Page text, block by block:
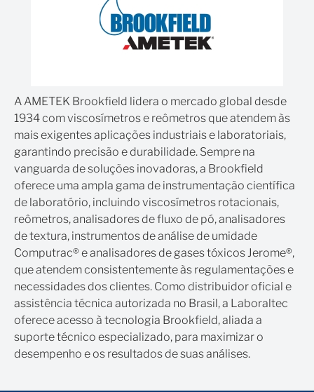
A AMETEK Brookfield lidera o mercado global desde
1934 com viscosímetros e reômetros que atendem às
mais exigentes aplicações industriais e laboratoriais,
garantindo precisão e durabilidade. Sempre na
vanguarda de soluções inovadoras, a Brookfield
oferece uma ampla gama de instrumentação científica
de laboratório, incluindo viscosímetros rotacionais,
reômetros, analisadores de fluxo de pó, analisadores
de textura, instrumentos de análise de umidade
Computrac® e analisadores de gases tóxicos Jerome®,
que atendem consistentemente às regulamentações e
necessidades dos clientes. Como distribuidor oficial e
assistência técnica autorizada no Brasil, a Laboraltec
oferece acesso à tecnologia Brookfield, aliada a
suporte técnico especializado, para maximizar o
desempenho e os resultados de suas análises.